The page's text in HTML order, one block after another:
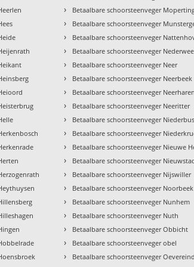
› Betaalbare schoorsteenveger
› Betaalbare schoorsteenveger
› Betaalbare schoorsteenveger
› Betaalbare schoorsteenveger
› Betaalbare schoorsteenveger Neer
› Betaalbare schoorsteenveger Neerbeek
› Betaalbare schoorsteenveger Neerharen
› Betaalbare schoorsteenveger Neeritter
› Betaalbare schoorsteenveger
› Betaalbare schoorsteenveger
› Betaalbare schoorsteenveger Nieuwe
› Betaalbare schoorsteenveger
› Betaalbare schoorsteenveger Nijswiller
› Betaalbare schoorsteenveger Noorbeek
› Betaalbare schoorsteenveger Nunhem
› Betaalbare schoorsteenveger Nuth
› Betaalbare schoorsteenveger Obbicht
› Betaalbare schoorsteenveger obel
› Betaalbare schoorsteenveger Oevereind